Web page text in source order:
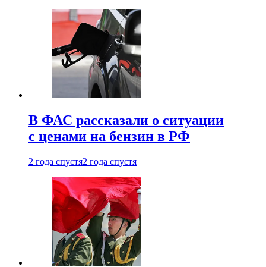
В ФАС рассказали о ситуации
с ценами на бензин в РФ
2 года спустя2 года спустя